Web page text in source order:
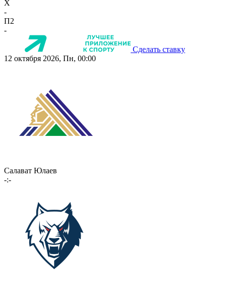
X
-
П2
-
Сделать ставку
12 октября 2026, Пн, 00:00
Салават Юлаев
-:-